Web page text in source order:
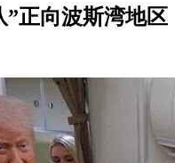
”正向波斯湾地区